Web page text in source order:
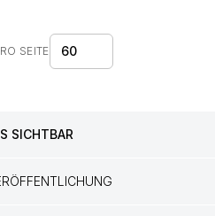
SEITE 60
SICHTBAR